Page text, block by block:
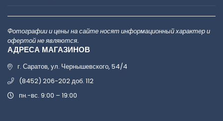
Фотографии и цены на сайте носят информационный характер и
офертой не являются.
АДРЕСА МАГАЗИНОВ
г. Саратов, ул. Чернышевского, 54/4
(8452) 206-202 доб. 112
пн.-вс. 9:00 – 19:00